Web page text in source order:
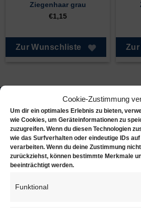
Cookie-Zustimmung
Um dir ein optimales Erlebnis zu bieten,
wie Cookies, um Geräteinformationen zu
zuzugreifen. Wenn du diesen Technologien
wie das Surfverhalten oder eindeutige IDs
verarbeiten. Wenn du deine Zustimmung
zurückziehst, können bestimmte Merkmale
beeinträchtigt werden.
Funktional
Ziegenhaar grau
€1,15
Zur Wunschliste
Juwelierbedarf KÖLN
Juwelierbedarf KÖLN und seine
in Deutschland sind in ein
Unternehmen eingebunden, die
den Bedürfnissen des Kunden.